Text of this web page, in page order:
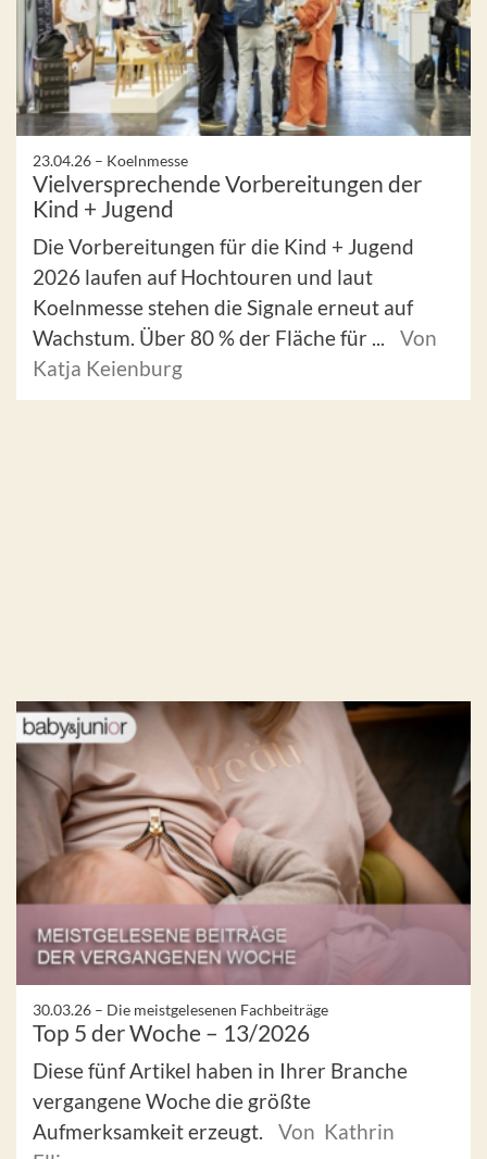
23.04.26 – Koelnmesse
Vielversprechende Vorbereitungen der
Kind + Jugend
Die Vorbereitungen für die Kind + Jugend
2026 laufen auf Hochtouren und laut
Koelnmesse stehen die Signale erneut auf
Wachstum. Über 80 % der Fläche für ...
Von
Katja Keienburg
30.03.26 – Die meistgelesenen Fachbeiträge
Top 5 der Woche – 13/2026
Diese fünf Artikel haben in Ihrer Branche
vergangene Woche die größte
Aufmerksamkeit erzeugt.
Von Kathrin